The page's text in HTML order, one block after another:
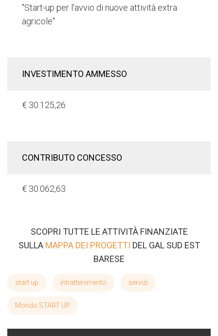
"Start-up per l'avvio di nuove attività extra
agricole"
INVESTIMENTO AMMESSO
€ 30.125,26
CONTRIBUTO CONCESSO
€ 30.062,63
SCOPRI TUTTE LE ATTIVITÀ FINANZIATE
SULLA MAPPA DEI PROGETTI DEL GAL SUD EST
BARESE
start up intrattenimento servizi
Mondo START UP